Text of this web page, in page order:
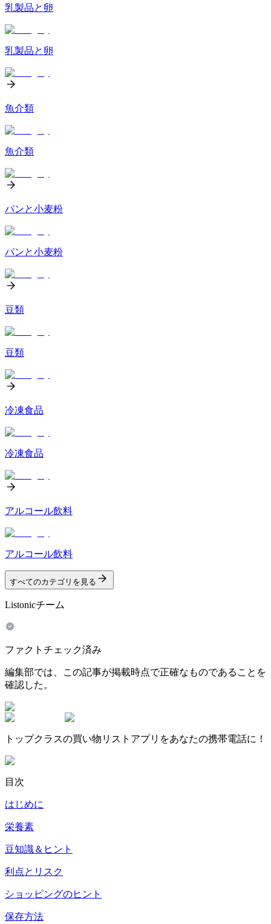
乳製品と卵
乳製品と卵
魚介類
魚介類
パンと小麦粉
パンと小麦粉
豆類
豆類
冷凍食品
冷凍食品
アルコール飲料
アルコール飲料
すべてのカテゴリを見る
Listonicチーム
ファクトチェック済み
編集部では、この記事が掲載時点で正確なものであることを
確認した。
トップクラスの買い物リストアプリをあなたの携帯電話に！
目次
はじめに
栄養素
豆知識＆ヒント
利点とリスク
ショッピングのヒント
保存方法